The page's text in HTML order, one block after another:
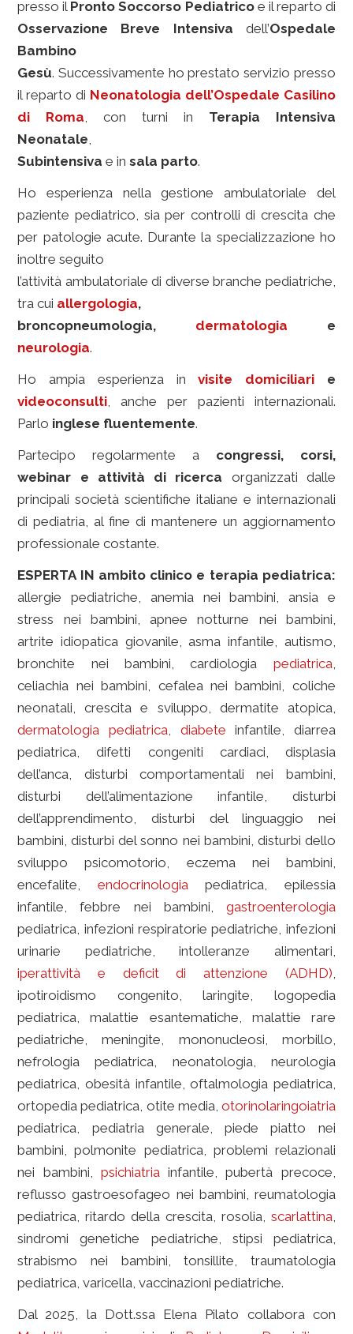
presso il Pronto Soccorso Pediatricoe il reparto di
Osservazione Breve Intensiva dell’Ospedale
Bambino
Gesù. Successivamente ho prestato servizio presso
il reparto di Neonatologia dell’Ospedale Casilino
di Roma, con turni in Terapia Intensiva
Neonatale,
Subintensiva e insala parto.
Ho esperienza nella gestione ambulatoriale del
paziente pediatrico, sia per controlli di crescita che
per patologie acute. Durante la specializzazione ho
inoltre seguito
l’attività ambulatoriale di diverse branche pediatriche,
tra cui allergologia,
broncopneumologia, dermatologia e
neurologia.
Ho ampia esperienza invisite domiciliari e
videoconsulti, anche per pazienti internazionali.
Parlo inglese fluentemente.
Partecipo regolarmente a congressi, corsi,
webinar e attività di ricerca organizzati dalle
principali società scientifiche italiane e internazionali
di pediatria, al fine di mantenere un aggiornamento
professionale costante.
ESPERTA IN ambito clinico e terapia pediatrica:
allergie pediatriche, anemia nei bambini, ansia e
stress nei bambini, apnee notturne nei bambini,
artrite idiopatica giovanile, asma infantile, autismo,
bronchite nei bambini, cardiologia pediatrica,
celiachia nei bambini, cefalea nei bambini, coliche
neonatali, crescita e sviluppo, dermatite atopica,
dermatologia pediatrica, diabete infantile, diarrea
pediatrica, difetti congeniti cardiaci, displasia
dell’anca, disturbi comportamentali nei bambini,
disturbi dell’alimentazione infantile, disturbi
dell’apprendimento, disturbi del linguaggio nei
bambini, disturbi del sonno nei bambini, disturbi dello
sviluppo psicomotorio, eczema nei bambini,
encefalite, endocrinologiapediatrica, epilessia
infantile, febbre nei bambini, gastroenterologia
pediatrica, infezioni respiratorie pediatriche, infezioni
urinarie pediatriche, intolleranze alimentari,
iperattività e deficit di attenzione (ADHD),
ipotiroidismo congenito, laringite, logopedia
pediatrica, malattie esantematiche, malattie rare
pediatriche, meningite, mononucleosi, morbillo,
nefrologia pediatrica, neonatologia, neurologia
pediatrica, obesità infantile, oftalmologia pediatrica,
ortopedia pediatrica, otite media, otorinolaringoiatria
pediatrica, pediatria generale, piede piatto nei
bambini, polmonite pediatrica, problemi relazionali
nei bambini, psichiatriainfantile, pubertà precoce,
reflusso gastroesofageo nei bambini, reumatologia
pediatrica, ritardo della crescita, rosolia, scarlattina,
sindromi genetiche pediatriche, stipsi pediatrica,
strabismo nei bambini, tonsillite, traumatologia
pediatrica, varicella, vaccinazioni pediatriche.
Dal 2025, la Dott.ssa Elena Pilato collabora con